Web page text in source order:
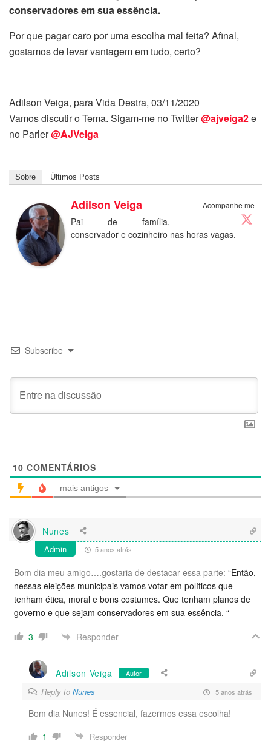
conservadores em sua essência.
Por que pagar caro por uma escolha mal feita? Afinal,
gostamos de levar vantagem em tudo, certo?
Adilson Veiga, para Vida Destra, 03/11/2020
Vamos discutir o Tema. Sigam-me no Twitter@ajveiga2e
no Parler@AJVeiga
Sobre Últimos Posts
Acompanhe me
Adilson Veiga
Pai de família,
conservador e cozinheiro nas horas vagas.
Subscribe
10 COMENTÁRIOS
mais antigos
Nunes
Admin 5 anos atrás
Bom dia meu amigo….gostaria de destacar essa parte: “Então,
nessas eleições municipais vamos votar em políticos que
tenham ética, moral e bons costumes. Que tenham planos de
governo e que sejam conservadores em sua essência. “
3
Responder
Adilson Veiga Autor
Reply to Nunes 5 anos atrás
Bom dia Nunes! É essencial, fazermos essa escolha!
1
Responder